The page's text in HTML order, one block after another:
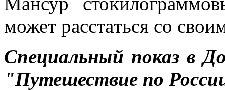
может расстаться со
Специальный показ в
"Путешествие по